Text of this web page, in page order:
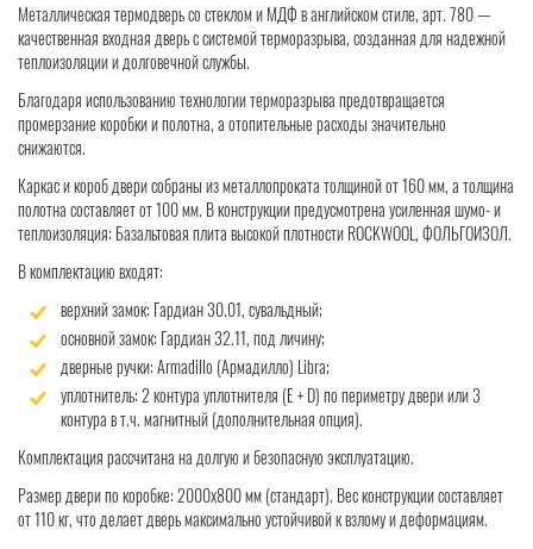
Металлическая термодверь со стеклом и МДФ в английском стиле, арт. 780 —
качественная входная дверь с системой терморазрыва, созданная для надежной
теплоизоляции и долговечной службы.
Благодаря использованию технологии терморазрыва предотвращается
промерзание коробки и полотна, а отопительные расходы значительно
снижаются.
Каркас и короб двери собраны из металлопроката толщиной от 160 мм, а толщина
полотна составляет от 100 мм. В конструкции предусмотрена усиленная шумо- и
теплоизоляция: Базальтовая плита высокой плотности ROCKWOOL, ФОЛЬГОИЗОЛ.
В комплектацию входят:
верхний замок: Гардиан 30.01, сувальдный;
основной замок: Гардиан 32.11, под личину;
дверные ручки: Armadillo (Армадилло) Libra;
уплотнитель: 2 контура уплотнителя (Е + D) по периметру двери или 3
контура в т.ч. магнитный (дополнительная опция).
Комплектация рассчитана на долгую и безопасную эксплуатацию.
Размер двери по коробке: 2000x800 мм (стандарт). Вес конструкции составляет
от 110 кг, что делает дверь максимально устойчивой к взлому и деформациям.